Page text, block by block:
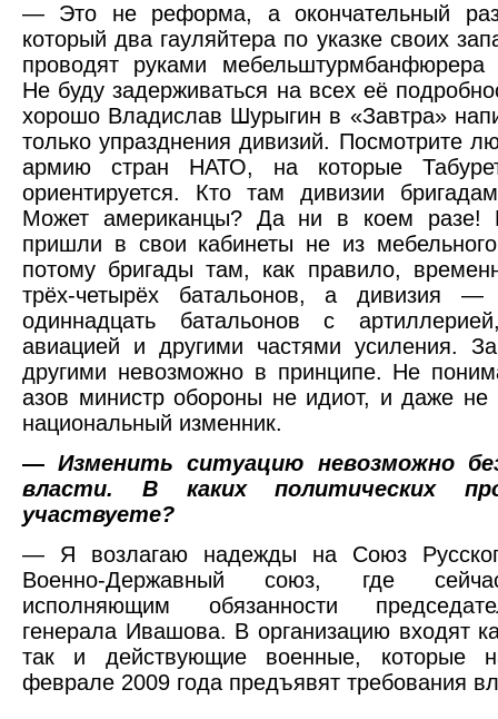
— Это не реформа, а окончательный
который два гауляйтера по указке своих
проводят руками мебельштурмбанфюрера
Не буду задерживаться на всех её
хорошо Владислав Шурыгин в «Завтра»
только упразднения дивизий. Посмотрите
армию стран НАТО, на которые
ориентируется. Кто там дивизии
Может американцы? Да ни в коем разе!
пришли в свои кабинеты не из
потому бригады там, как правило,
трёх-четырёх батальонов, а дивизия —
одиннадцать батальонов с
авиацией и другими частями усиления.
другими невозможно в принципе. Не
азов министр обороны не идиот, и даже не
национальный изменник.
—Изменить ситуацию невозможно
власти. В каких политических
участвуете?
— Я возлагаю надежды на Союз
Военно-Державный союз, где
исполняющим обязанности
генерала Ивашова. В организацию входят
так и действующие военные, которые
феврале 2009 года предъявят требования